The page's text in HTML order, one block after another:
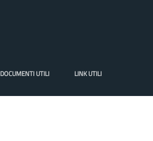
DOCUMENTI UTILI LINK UTILI